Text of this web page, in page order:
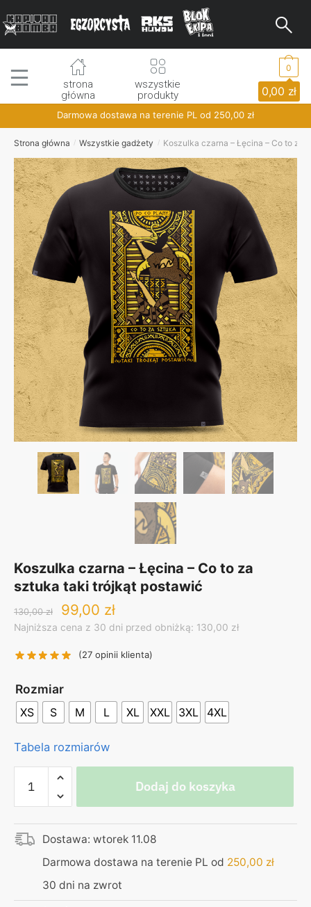
to
to
strona
główna
wszystkie
produkty
0,00 zł
0
Darmowa dostawa na terenie PL od 250,00 zł
Strona główna / Wszystkie gadżety / Koszulka czarna – Łęcina – Co to za
Koszulka czarna – Łęcina – Co to za
sztuka taki trójkąt postawić
130,00zł
Original
price
130,00 zł.
99,00 złCurrent
price
99,00 zł.
Najniższa cena z 30 dni przed obniżką: 130,00 zł
(27 opinii klienta)
Rozmiar
XS S M L XL XXL 3XL 4XL
Tabela rozmiarów
Koszulka
czarna
–
Łęcina
Dodaj do koszyka
Dostawa: wtorek 11.08
Darmowa dostawa na terenie PL od 250,00 zł
30 dni na zwrot